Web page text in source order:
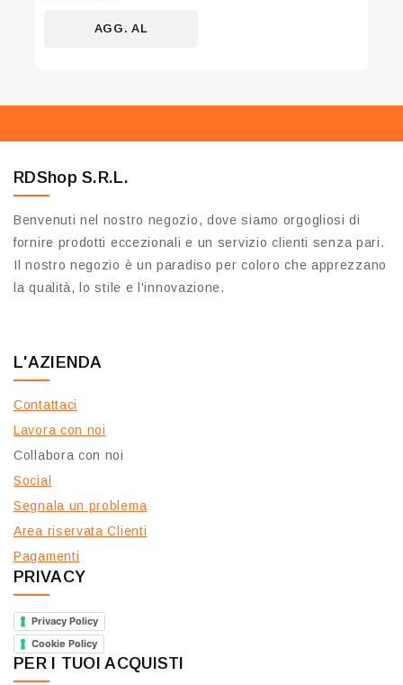
AGG. AL
RDShop S.R.L.
Benvenuti nel nostro negozio, dove siamo orgogliosi di
fornire prodotti eccezionali e un servizio clienti senza pari.
Il nostro negozio è un paradiso per coloro che apprezzano
la qualità, lo stile e l'innovazione.
L'AZIENDA
Contattaci
Lavora con noi
Collabora con noi
Social
Segnala un problema
Area riservata Clienti
Pagamenti
PRIVACY
Privacy Policy
Cookie Policy
PER I TUOI ACQUISTI